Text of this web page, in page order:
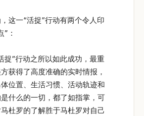
这一“活捉”行动有两个令人印
：
捉”行动之所以如此成功，最重
获得了高度准确的实时情报，
位置、生活习惯、活动轨迹和
什么的一切，都了如指掌，可
杜罗的了解胜于马杜罗对自己